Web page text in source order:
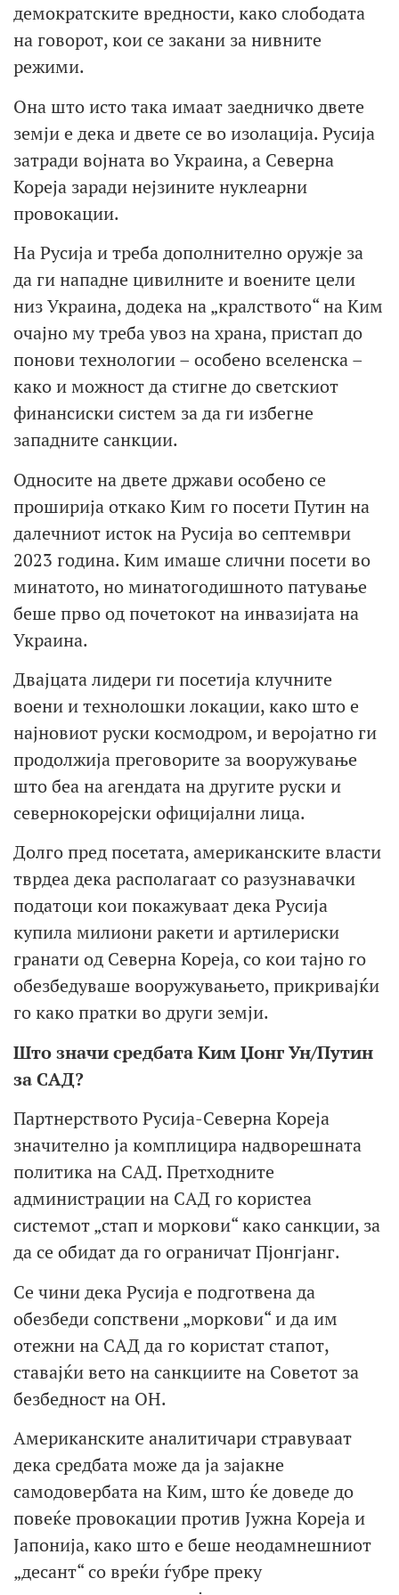
демократските вредности, како слободата
на говорот, кои се закани за нивните
режими.
Она што исто така имаат заедничко двете
земји е дека и двете се во изолација. Русија
затради војната во Украина, а Северна
Кореја заради нејзините нуклеарни
провокации.
На Русија и треба дополнително оружје за
да ги нападне цивилните и воените цели
низ Украина, додека на „кралството“ на Ким
очајно му треба увоз на храна, пристап до
понови технологии – особено вселенска –
како и можност да стигне до светскиот
финансиски систем за да ги избегне
западните санкции.
Односите на двете држави особено се
проширија откако Ким го посети Путин на
далечниот исток на Русија во септември
2023 година. Ким имаше слични посети во
минатото, но минатогодишното патување
беше прво од почетокот на инвазијата на
Украина.
Двајцата лидери ги посетија клучните
воени и технолошки локации, како што е
најновиот руски космодром, и веројатно ги
продолжија преговорите за вооружување
што беа на агендата на другите руски и
севернокорејски официјални лица.
Долго пред посетата, американските власти
тврдеа дека располагаат со разузнавачки
податоци кои покажуваат дека Русија
купила милиони ракети и артилериски
гранати од Северна Кореја, со кои тајно го
обезбедуваше вооружувањето, прикривајќи
го како пратки во други земји.
Што значисредбата Ким Џонг Ун/Путин
за САД?
Партнерството Русија-Северна Кореја
значително ја комплицира надворешната
политика на САД. Претходните
администрации на САД го користеа
системот „стап и моркови“ како санкции, за
да се обидат да го ограничат Пјонгјанг.
Се чини дека Русија е подготвена да
обезбеди сопствени „моркови“ и да им
отежни на САД да го користат стапот,
ставајќи вето на санкциите на Советот за
безбедност на ОН.
Американските аналитичари стравуваат
дека средбата може да ја зајакне
самодовербата на Ким, што ќе доведе до
повеќе провокации против Јужна Кореја и
Јапонија, како што е беше неодамнешниот
„десант“ со вреќи ѓубре преку